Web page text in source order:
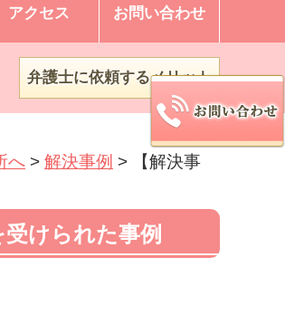
アクセス お問い合わせ
弁護士に依頼するメリット
へ > 解決事例 >
【解決事
受けられた事例